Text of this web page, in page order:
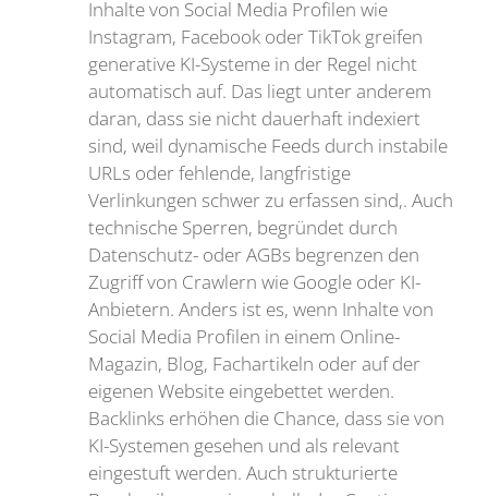
Inhalte von Social Media Profilen wie
Instagram, Facebook oder TikTok greifen
generative KI-Systeme in der Regel nicht
automatisch auf. Das liegt unter anderem
daran, dass sie nicht dauerhaft indexiert
sind, weil dynamische Feeds durch instabile
URLs oder fehlende, langfristige
Verlinkungen schwer zu erfassen sind,. Auch
technische Sperren, begründet durch
Datenschutz- oder AGBs begrenzen den
Zugriff von Crawlern wie Google oder KI-
Anbietern. Anders ist es, wenn Inhalte von
Social Media Profilen in einem Online-
Magazin, Blog, Fachartikeln oder auf der
eigenen Website eingebettet werden.
Backlinks erhöhen die Chance, dass sie von
KI-Systemen gesehen und als relevant
eingestuft werden. Auch strukturierte